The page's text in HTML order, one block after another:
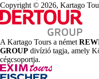
Copyright © 2026, Kartago
A Kartago Tours a német
GROUP divízió tagja, amely
cégcsoportja.